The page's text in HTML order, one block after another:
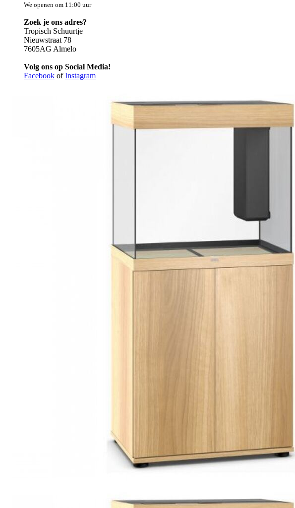
We openen om 11:00 uur
Zoek je ons adres?
Tropisch Schuurtje
Nieuwstraat 78
7605AG Almelo
Volg ons op Social Media!
Facebook ofInstagram